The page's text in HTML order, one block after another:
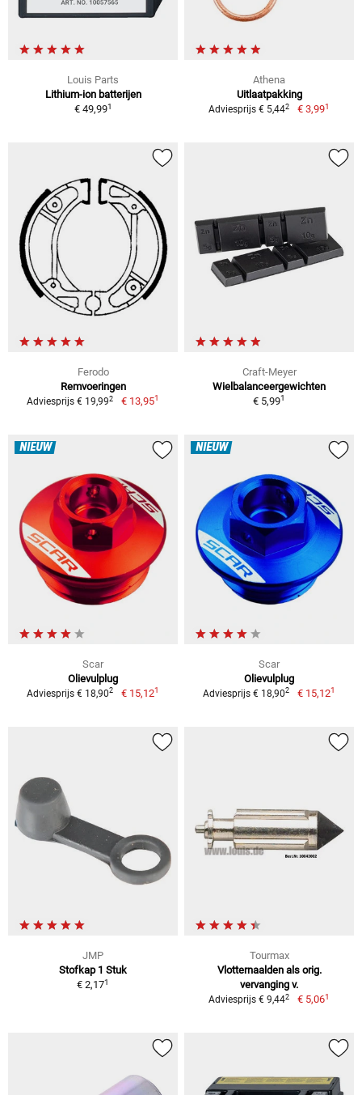
Louis Parts
Lithium-ion batterijen
€ 49,991
Athena
Uitlaatpakking
Adviesprijs € 5,442 € 3,991
Ferodo
Remvoeringen
Adviesprijs € 19,992 € 13,951
Craft-Meyer
Wielbalanceergewichten
€ 5,991
NIEUW
Scar
Olievulplug
Adviesprijs € 18,902 € 15,121
NIEUW
Scar
Olievulplug
Adviesprijs € 18,902 € 15,121
JMP
Stofkap 1 Stuk
€ 2,171
Tourmax
Vlotternaalden als orig.
vervanging v.
Adviesprijs € 9,442 € 5,061